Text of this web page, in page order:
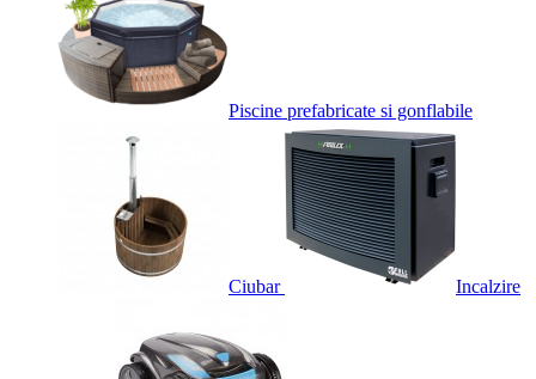
Piscine prefabricate si gonflabile
Ciubar Incalzire